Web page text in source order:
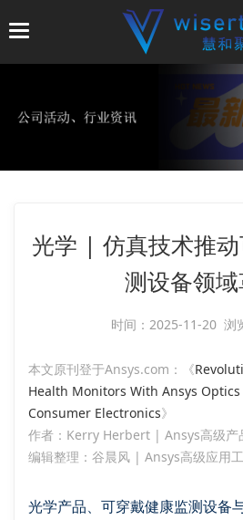
T
l
光学 | 仿真技术推
测设备领
时间：2025-11-20 浏
本文原刊登于Ansys.com：《
Health Monitors With Ansys Optics
Consumer Electronics》
作者：Kerry Herbert | Ansys高级产
编辑整理：谷晨风 | Ansys高级应用
光学产品、可穿戴健康监测设备